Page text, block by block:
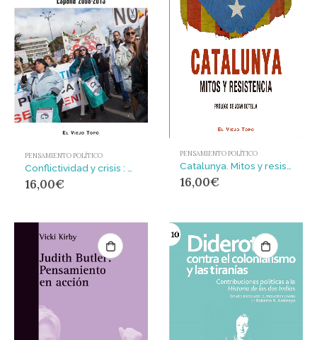
PENSAMIENTO POLÍTICO
16,00€
PENSAMIENTO POLÍTICO
16,00€